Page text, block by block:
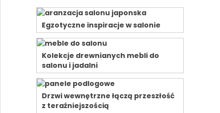
Egzotyczne inspiracje w salonie
Kolekcje drewnianych mebli do
salonu i jadalni
Drzwi wewnętrzne łączą przeszłość
z teraźniejszością